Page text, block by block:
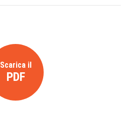
Scarica il
PDF